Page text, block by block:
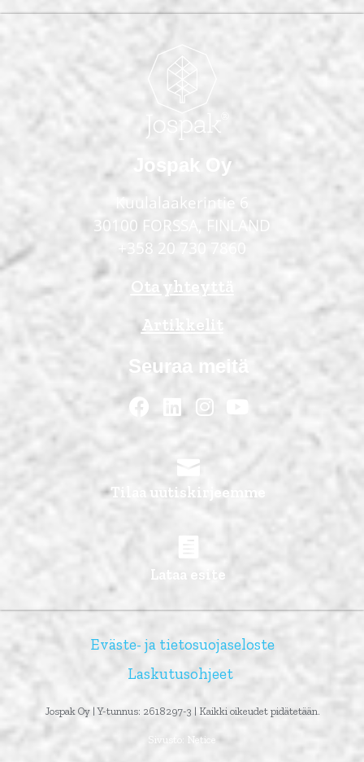
Jospak Oy
Kuulalaakerintie 6
30100 FORSSA, FINLAND
+358 20 730 7860
Ota yhteyttä
Artikkelit
Seuraa meitä
Tilaa uutiskirjeemme
Lataa esite
Eväste- ja tietosuojaseloste
Laskutusohjeet
Jospak Oy | Y-tunnus: 2618297-3 | Kaikki oikeudet pidätetään.
Sivusto: Netice